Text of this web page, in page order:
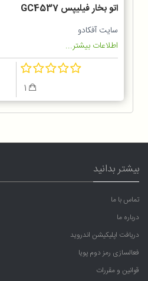
اتو بخار فیلیپس GC4537
سایت آفکادو
اطلاعات بیشتر...
بیشتر بدانید
تماس با ما
درباره ما
دریافت اپلیکیشن اندروید
فعالسازی رمز دوم پویا
قوانین و مقررات